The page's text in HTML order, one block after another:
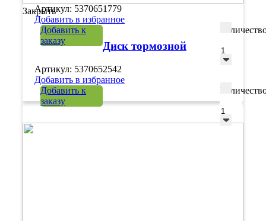
Артикул: 5370651779
Добавить в избранное
Добавить к
заказу
Закрыть
Диск тормозной
Артикул: 5370652542
Добавить в избранное
Добавить к
заказу